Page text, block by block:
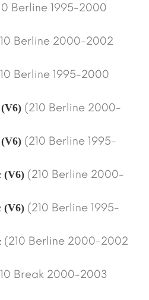
Berline 1995-2000
Berline 2000-2002
Berline 1995-2000
(210 Berline 2000-
(210 Berline 1995-
(V6) (210 Berline 2000-
(V6) (210 Berline 1995-
(210 Berline 2000-2002
Break 2000-2003